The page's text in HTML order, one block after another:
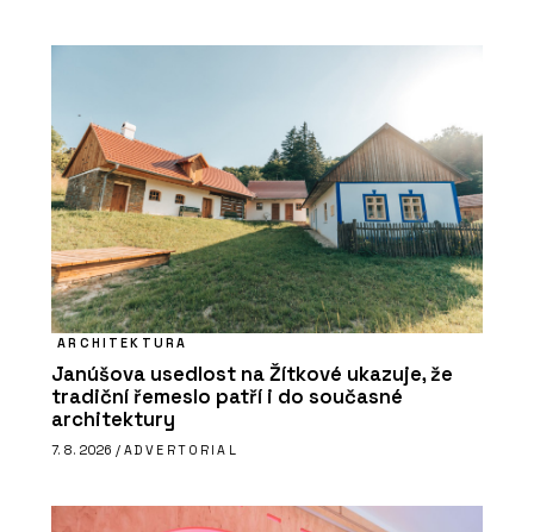
ARCHITEKTURA
Janúšova usedlost na Žítkové ukazuje, že
tradiční řemeslo patří i do současné
architektury
7. 8. 2026 / ADVERTORIAL